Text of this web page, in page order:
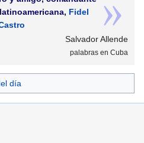
Fidel
Salvador Allende
palabras en Cuba
día